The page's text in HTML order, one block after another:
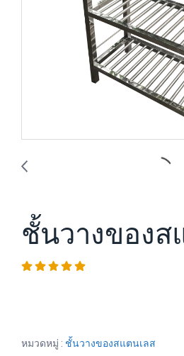
ชั้นวางของส
หมวดหมู่ : ชั้นวางของสแตนเลส